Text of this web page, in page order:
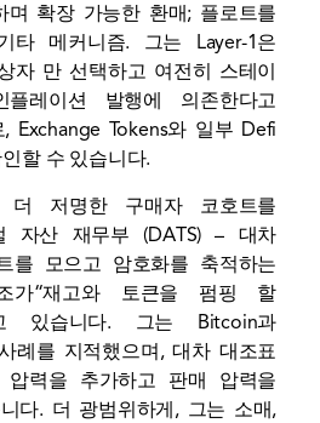
며 확장 가능한 환매; 플로트를
타 메커니즘. 그는 Layer-1은
자 만 선택하고 여전히 스테이
레이션 발행에 의존한다고
Exchange Tokens와 일부 Defi
할 수 있습니다.
더 저명한 구매자 코호트를
자산 재무부 (DATS) – 대차
를 모으고 암호화를 축적하는
가“재고와 토큰을 펌핑 할
있습니다. 그는 Bitcoin과
례를 지적했으며, 대차 대조표
력을 추가하고 판매 압력을
다. 더 광범위하게, 그는 소매,